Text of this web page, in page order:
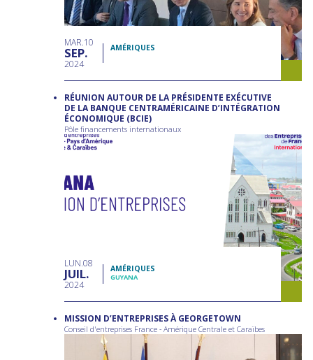
MAR 10
SEP
2024
AMÉRIQUES
RÉUNION AUTOUR DE LA PRÉSIDENTE EXÉCUTIVE
DE LA BANQUE CENTRAMÉRICAINE D’INTÉGRATION
ÉCONOMIQUE (BCIE)
Pôle financements internationaux
LUN 08
JUIL
2024
AMÉRIQUES
GUYANA
MISSION D’ENTREPRISES À GEORGETOWN
Conseil d'entreprises France - Amérique Centrale et Caraïbes